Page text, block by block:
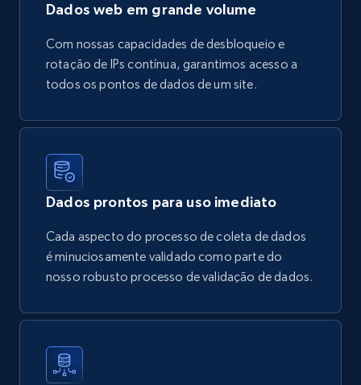
Dados web em grande volume
Com nossas capacidades de desbloqueio e
rotação de IPs contínua, garantimos acesso a
todos os pontos de dados de um site.
Dados prontos para uso imediato
Cada aspecto do processo de coleta de dados
é minuciosamente validado como parte do
nosso robusto processo de validação de dados.